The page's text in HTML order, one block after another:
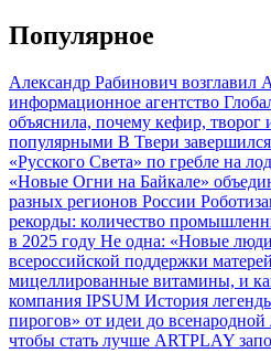
Популярное
Александр Рабинович возглавил
информационное агентство
объяснила, почему кефир, творог
популярными В Твери
«Русского Света» по гребле на
«Новые Огни на Байкале»
разных регионов России
рекорды: количество
в 2025 году Не одна: «Новые
всероссийской поддержки
мицеллированные витамины, и
компания IPSUM История
пирогов» от идеи до
чтобы стать лучше ARTPLAY